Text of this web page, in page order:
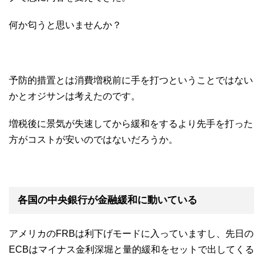
何か匂うと思いませんか？
予防的措置とは消費増税前に手を打つということではない
かとオジサンは考えたのです。
増税後に景気が失速してから緩和をするより先手を打った
方がコストが安いのではないだろうか。
各国の中央銀行が金融緩和に動いている
アメリカのFRBは利下げモードに入っていますし、先日の
ECBはマイナス金利深堀と量的緩和をセットで出してくる